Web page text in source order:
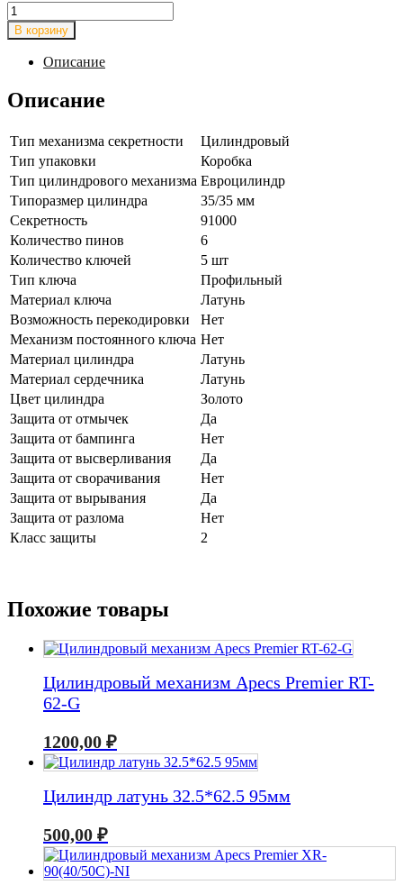
Количество
товара
KALE
KILIT
164SN-
70(30+10+30)-
BP-
STB
В корзину
Описание
Описание
Тип механизма секретности
Цилиндровый
Тип упаковки
Коробка
Тип цилиндрового механизма Евроцилиндр
Типоразмер цилиндра
35/35 мм
Секретность
91000
Количество пинов
6
Количество ключей
5 шт
Тип ключа
Профильный
Материал ключа
Латунь
Возможность перекодировки
Нет
Механизм постоянного ключа Нет
Материал цилиндра
Латунь
Материал сердечника
Латунь
Цвет цилиндра
Золото
Защита от отмычек
Да
Защита от бампинга
Нет
Защита от высверливания
Да
Защита от сворачивания
Нет
Защита от вырывания
Да
Защита от разлома
Нет
Класс защиты
2
Похожие товары
Цилиндровый механизм Apecs Premier RT-
62-G
1200,00 ₽
Цилиндр латунь 32.5*62.5 95мм
500,00 ₽